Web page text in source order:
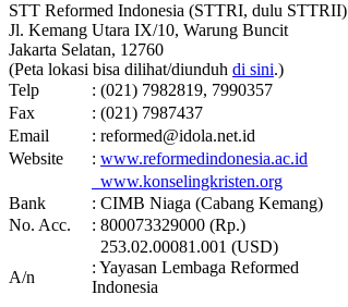
STT Reformed Indonesia (STTRI, dulu STTRII)
Jl. Kemang Utara IX/10, Warung Buncit
Jakarta Selatan, 12760
(Peta lokasi bisa dilihat/diunduh di sini.)
Telp
: (021) 7982819, 7990357
Fax
: (021) 7987437
Email
: reformed@idola.net.id
Website
: www.reformedindonesia.ac.id
www.konselingkristen.org
Bank
: CIMB Niaga (Cabang Kemang)
No. Acc.
: 800073329000 (Rp.)
253.02.00081.001 (USD)
A/n
: Yayasan Lembaga Reformed
Indonesia